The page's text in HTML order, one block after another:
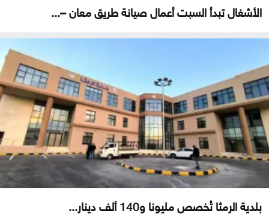
الأشغال تبدأ السبت أعمال صيانة طريق معان –...
بلدية الرمثا تُخصص مليونا و140 ألف دينار...